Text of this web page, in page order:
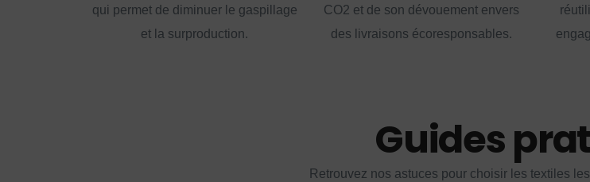
qui permet de diminuer le gaspillage
et la surproduction.
CO2 et de son dévouement envers
des livraisons écoresponsables.
Guides
Retrouvez nos astuces pour choisir les textiles